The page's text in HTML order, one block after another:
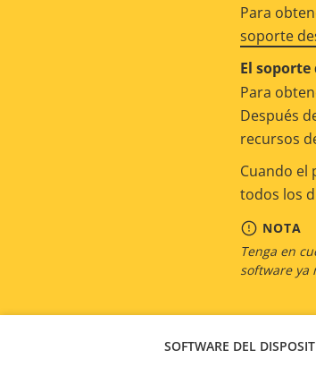
Para
soporte
El soporte
Para
Después
recursos
Cuando el
todos los
NOTA
Tenga en
software ya
SOFTWARE DEL